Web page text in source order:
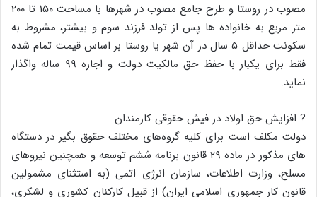
مصوب در روستا و طرح جامع مصوب در شهرها با مساحت ۱۵۰ تا ۲۰۰
متر مربع به خانواده ها پس از تولد فرزند سوم و بیشتر، مشروط به
سکونت حداقل ۵ سال در آن شهر یا روستا بر اساس قیمت تمام شده
فقط برای یکبار با حفظ حق مالکیت دولت و اجاره ۹۹ ساله واگذار
نماید.
? افزایش حق اولاد در فیش حقوقی کارمندان
دولت مکلف است برای کلیه گروه‌های مختلف حقوق بگیر در دستگاه
های مذکور در ماده ۲۹ قانون برنامه ششم توسعه و همچنین نیروهای
مسلح، وزارت اطلاعات، سازمان انرژی اتمی (به استثنای مشمولین
قانون کار جمهوری اسلامی ایران) از قبیل کارکنان کشوری و لشکری،